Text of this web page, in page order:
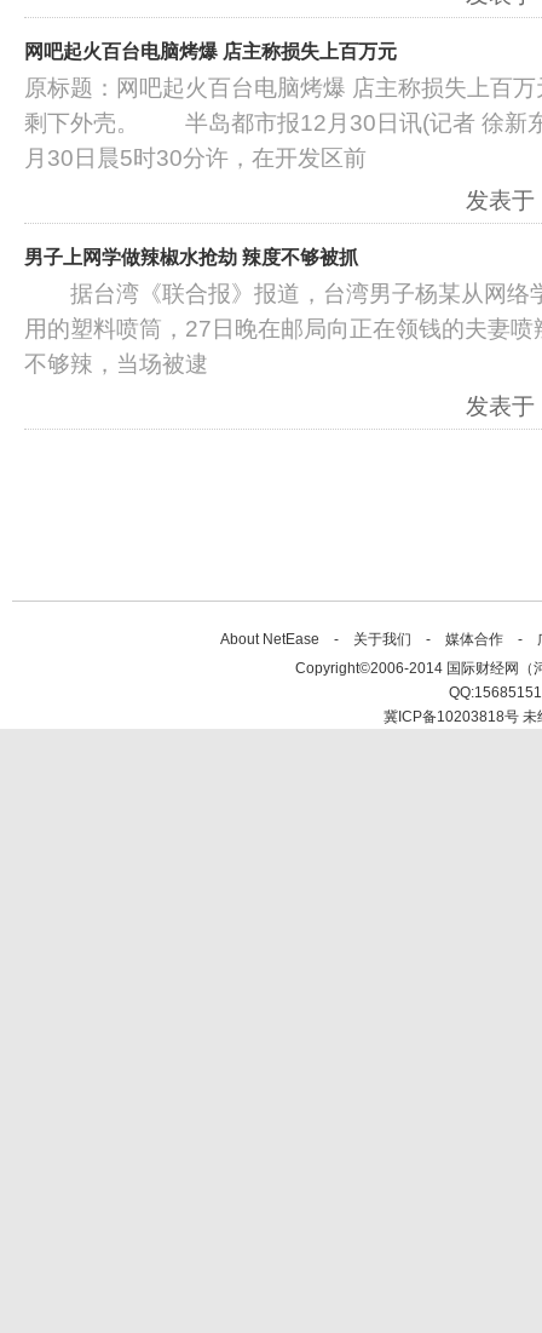
网吧起火百台电脑烤爆 店主称损失上百万元
原标题：网吧起火百台电脑烤爆 店主称损失上
剩下外壳。 半岛都市报12月30日讯(记者 徐新
月30日晨5时30分许，在开发区前
发表
男子上网学做辣椒水抢劫 辣度不够被抓
据台湾《联合报》报道，台湾男子杨某从网络
用的塑料喷筒，27日晚在邮局向正在领钱的夫妻
不够辣，当场被逮
发表
About NetEase - 关于我们 - 媒体合作 -
Copyright©2006-2014 国际财经网（
冀ICP备10203818号 未